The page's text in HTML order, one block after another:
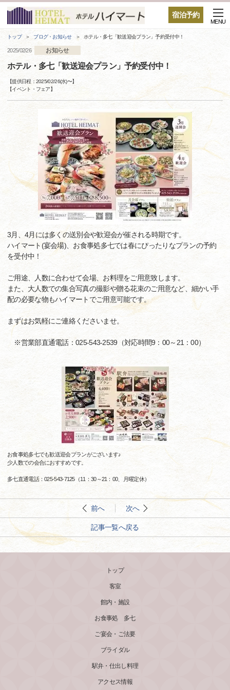
宿泊予約
MENU
トップ ブログ・お知らせ ホテル・多七「歓送迎会プラン」予約受付中！
2025/02/26 お知らせ
ホテル・多七「歓送迎会プラン」予約受付中！
【提供日程：2025/02/26(水)〜】
【イベント・フェア】
3月、4月には多くの送別会や歓迎会が催される時期です。
ハイマート(宴会場)、お食事処多七では春にぴったりなプランの予約
を受付中！
ご用途、人数に合わせて会場、お料理をご用意致します。
また、大人数での集合写真の撮影や贈る花束のご用意など、細かい手
配の必要な物もハイマートでご用意可能です。
まずはお気軽にご連絡くださいませ。
※営業部直通電話：025-543-2539（対応時間9：00～21：00）
お食事処多七でも歓送迎会プランがございます♪
少人数での会合におすすめです。
多七直通電話：025-543-7125（11：30～21：00、月曜定休）
前へ 次へ
記事一覧へ戻る
トップ
客室
館内・施設
お食事処 多七
ご宴会・ご法要
ブライダル
駅弁・仕出し料理
アクセス情報